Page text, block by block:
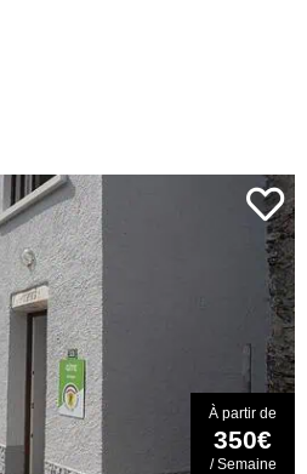
À partir de
350€
/ Semaine